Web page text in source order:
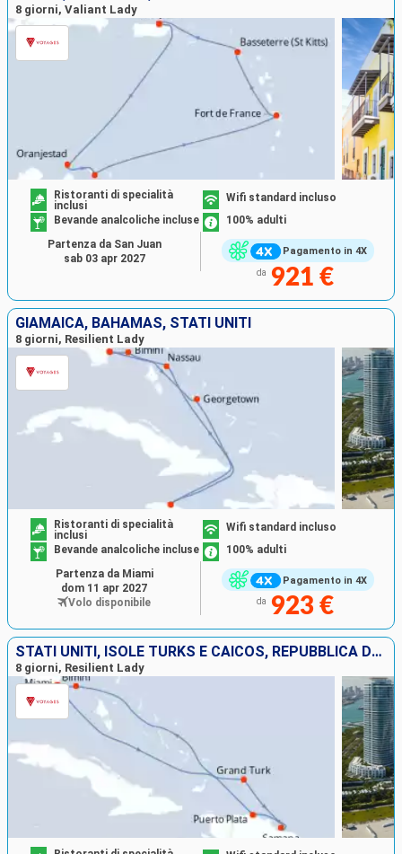
8 giorni, Valiant Lady
Pagamento in 4X
Ristoranti di specialità
inclusi
Wifi standard incluso
Bevande analcoliche incluse
100% adulti
da 921 €
Partenza da San Juan
sab 03 apr 2027
GIAMAICA, BAHAMAS, STATI UNITI
8 giorni, Resilient Lady
Pagamento in 4X
Ristoranti di specialità
inclusi
Wifi standard incluso
Bevande analcoliche incluse
100% adulti
da 923 €
Partenza da Miami
dom 11 apr 2027
Volo disponibile
STATI UNITI, ISOLE TURKS E CAICOS, REPUBBLICA DOMINICANA, BAHAMAS
8 giorni, Resilient Lady